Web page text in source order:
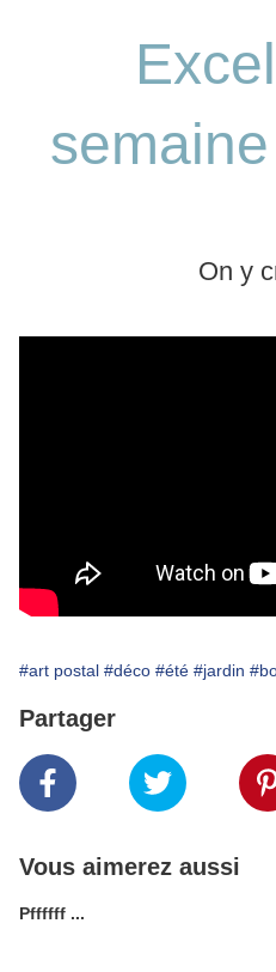
On y
#art postal #déco #été #jardin
Partager
Vous aimerez aussi
Pffffff ...